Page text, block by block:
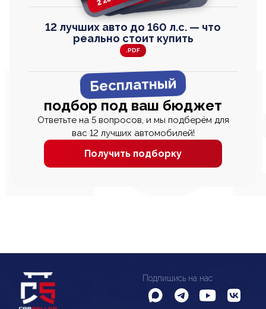
12 лучших авто до 160 л.с. — что
реально стоит купить
.PDF
Бесплатный
подбор под ваш бюджет
Ответьте на 5 вопросов, и мы подберём для
вас 12 лучших автомобилей!
Получить подборку
Подпишись на нас